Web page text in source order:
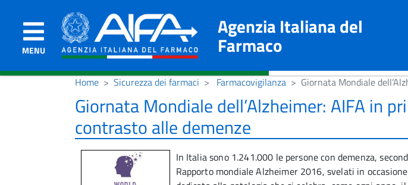
MENU
Agenzia Italiana del
Farmaco
Home Sicurezza dei farmaci Farmacovigilanza Giornata Mondiale
Giornata Mondiale dell’Alzheimer: AIFA in
contrasto alle demenze
In Italia sono 1.241.000 le persone con demenza,
Rapporto mondiale Alzheimer 2016, svelati in